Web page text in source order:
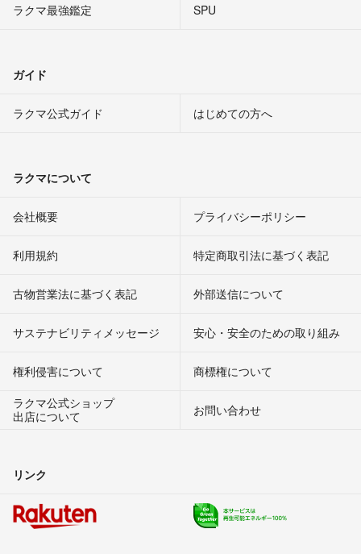
ラクマ最強鑑定
SPU
ガイド
ラクマ公式ガイド はじめての方へ
ラクマについて
会社概要 プライバシーポリシー
利用規約 特定商取引法に基づく表記
古物営業法に基づく表記 外部送信について
サステナビリティメッセージ 安心・安全のための取り組み
権利侵害について
商標権について
ラクマ公式ショップ
出店について
お問い合わせ
リンク